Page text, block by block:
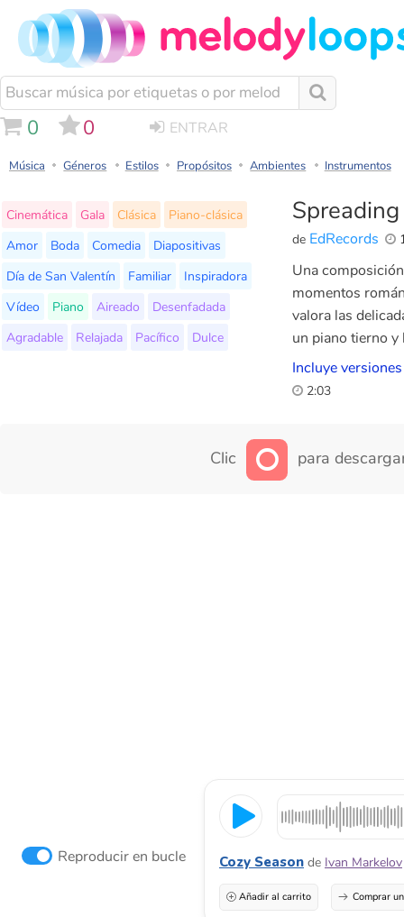
0 0 ENTRAR
Música Géneros Estilos Propósitos Ambientes Instrumentos
de EdRecords
Cinemática Gala Clásica
Piano-clásica
Amor
Boda Comedia
Diapositivas
Día de San Valentín
Familiar
Inspiradora
Vídeo
Piano Aireado
Desenfadada
Agradable
Relajada Pacífico Dulce
Una
momentos
valora las
un piano tierno
Incluye
2:03
Clic para
Reproducir en bucle Cozy Season de Ivan Markelov
Añadir al carrito Comprar